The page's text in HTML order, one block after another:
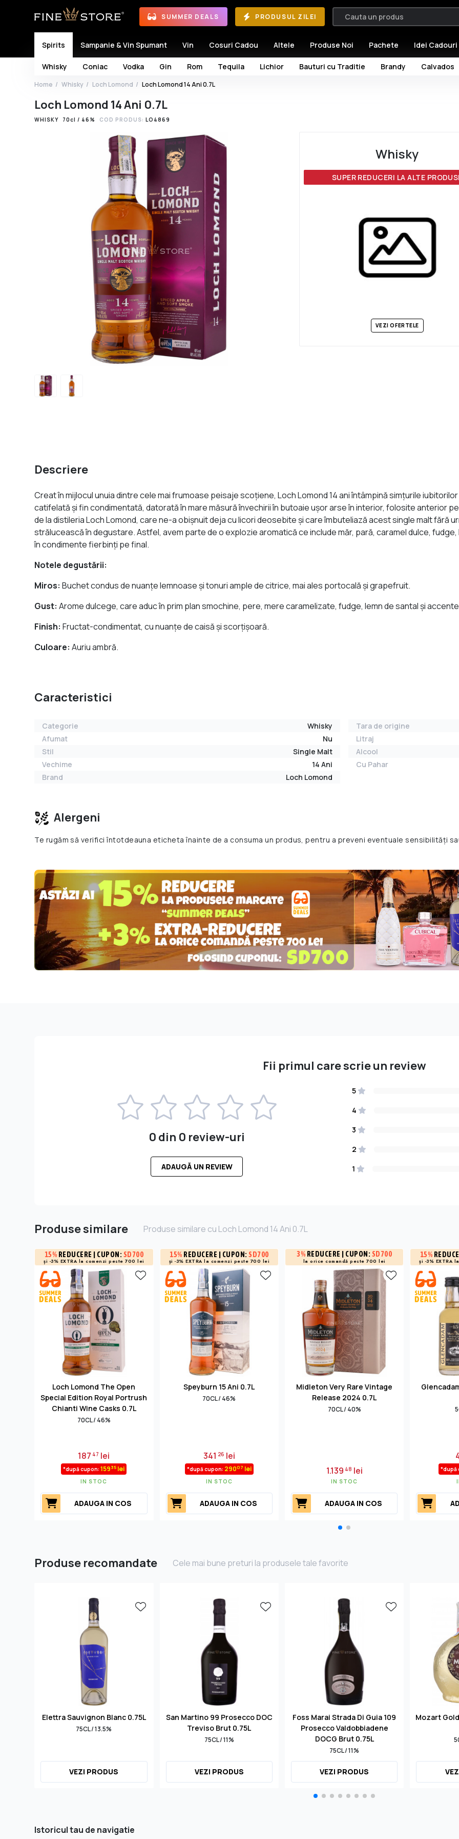
SUMMER DEALS PRODUSUL ZILEI
Spirits
Whisky Coniac Vodka Gin Rom Tequila Lichior Bauturi cu Traditie Brandy Calvados
Sampanie & Vin Spumant Vin Cosuri Cadou Altele Produse Noi Pachete Idei Cadouri
Home Whisky Loch Lomond Loch Lomond 14 Ani 0.7L
Loch Lomond 14 Ani 0.7L
WHISKY 70cl / 46% COD PRODUS: LO4869
Whisky
SUPER REDUCERI LA ALTE
VEZI OFERTELE
Descriere
Creat în mijlocul unuia dintre cele mai frumoase peisaje scoţiene, Loch Lomond 14 ani întâmpină simţurile
catifelată şi fin condimentată, datorată în mare măsură învechirii în butoaie ușor arse în interior, folosite anterior
de la distileria Loch Lomond, care ne-a obişnuit deja cu licori deosebite şi care îmbuteliază acest single malt fără
strălucească în degustare. Astfel, avem parte de o explozie aromatică ce include măr, pară, caramel dulce,
în condimente fierbinţi pe final.
Notele degustării:
Miros:Buchet condus de nuanţe lemnoase şi tonuri ample de citrice, mai ales portocală şi grapefruit.
Gust:Arome dulcege, care aduc în prim plan smochine, pere, mere caramelizate, fudge, lemn de santal şi
Finish:Fructat-condimentat, cu nuanţe de caisă şi scorţişoară.
Culoare:Auriu ambră.
Caracteristici
Categorie
Whisky
Afumat
Nu
Stil
Single Malt
Vechime
14 Ani
Brand
Loch Lomond
Tara de origine
Litraj
Alcool
Cu Pahar
Alergeni
Te rugăm să verifici întotdeauna eticheta înainte de a consuma un produs, pentru a preveni eventuale sensibilități
Fii primul care scrie un review
0 din 0 review-uri
ADAUGĂ UN REVIEW
5
4
3
2
1
Produse similare Produse similare cu Loch Lomond 14 Ani 0.7L
15% REDUCERE | CUPON: SD700
și -3% EXTRA la comenzi peste 700 lei
Loch Lomond The Open
Special Edition Royal Portrush
Chianti Wine Casks 0.7L
70CL / 46%
18747 lei
*după cupon:15935 lei
IN STOC
ADAUGA IN COS
15% REDUCERE | CUPON:SD700
și -3% EXTRA la comenzi peste 700 lei
Speyburn 15 Ani 0.7L
70CL / 46%
341 26 lei
*după cupon: 29007 lei
IN STOC
ADAUGA IN COS
3% REDUCERE | CUPON: SD700
la orice comandă peste 700 lei
Midleton Very Rare Vintage
Release 2024 0.7L
70CL / 40%
1.139 48 lei
IN STOC
ADAUGA IN COS
15%
și -3% EXTRA la
*după
Produse recomandate Cele mai bune preturi la produsele tale favorite
Elettra Sauvignon Blanc 0.75L
75CL / 13.5%
VEZI PRODUS
San Martino 99 Prosecco DOC
Treviso Brut 0.75L
75CL / 11%
VEZI PRODUS
Foss Marai Strada Di Guia 109
Prosecco Valdobbiadene
DOCG Brut 0.75L
75CL / 11%
VEZI PRODUS
Mozart
Istoricul tau de navigatie